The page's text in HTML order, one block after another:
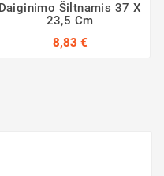
Daiginimo Šiltnamis 37 X
23,5 Cm
8,83 €